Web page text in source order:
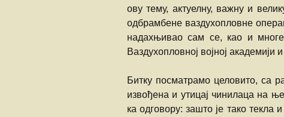
ову тему, актуелну, важну и
одбрамбене ваздухопловне
надахњивао сам се, као и
Ваздухопловној војној
Битку посматрамо целовито, са
извођена и утицај чинилаца на
ка одговору: зашто је тако